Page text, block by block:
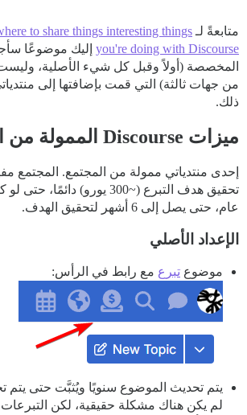
متابعةً لـ to share things interesting things
you're doing with Discourse إليك موضوعًا
المخصصة (أولاً وقبل كل شيء الأصلية،
من جهات ثالثة) التي قمت بإضافتها إلى
ذلك.
ميزات Discourse الممولة من المجتمع
إحدى منتدياتي ممولة من المجتمع. المجتمع
تحقيق هدف التبرع (~300 يورو)
عام، حتى يصل إلى 6 أشهر لتحقيق الهدف.
الإعداد الأصلي
موضوع تبرع مع رابط في الرأس:
يتم تحديث الموضوع سنويًا ويُثبَّت حتى يتم
لم يكن هناك مشكلة حقيقية، لكن